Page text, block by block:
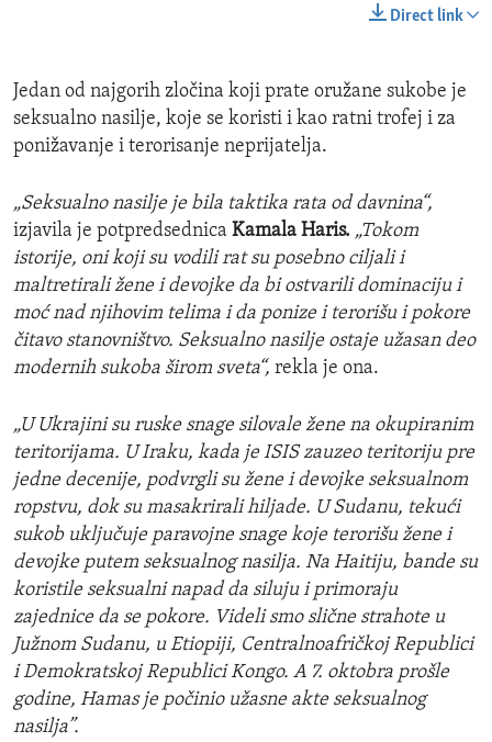
Direct link
Jedan od najgorih zločina koji prate oružane sukobe je
seksualno nasilje, koje se koristi i kao ratni trofej i za
ponižavanje i terorisanje neprijatelja.
„Seksualno nasilje je bila taktika rata od davnina“,
izjavila je potpredsednica Kamala Haris. „Tokom
istorije, oni koji su vodili rat su posebno ciljali i
maltretirali žene i devojke da bi ostvarili dominaciju i
moć nad njihovim telima i da ponize i terorišu i pokore
čitavo stanovništvo. Seksualno nasilje ostaje užasan deo
modernih sukoba širom sveta“, rekla je ona.
„U Ukrajini su ruske snage silovale žene na okupiranim
teritorijama. U Iraku, kada je ISIS zauzeo teritoriju pre
jedne decenije, podvrgli su žene i devojke seksualnom
ropstvu, dok su masakrirali hiljade. U Sudanu, tekući
sukob uključuje paravojne snage koje terorišu žene i
devojke putem seksualnog nasilja. Na Haitiju, bande su
koristile seksualni napad da siluju i primoraju
zajednice da se pokore. Videli smo slične strahote u
Južnom Sudanu, u Etiopiji, Centralnoafričkoj Republici
i Demokratskoj Republici Kongo. A 7. oktobra prošle
godine, Hamas je počinio užasne akte seksualnog
nasilja”.